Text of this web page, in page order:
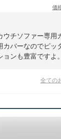
価
ウチソファー専用
カバーなのでピッ
ンも豊富ですよ。
全ての